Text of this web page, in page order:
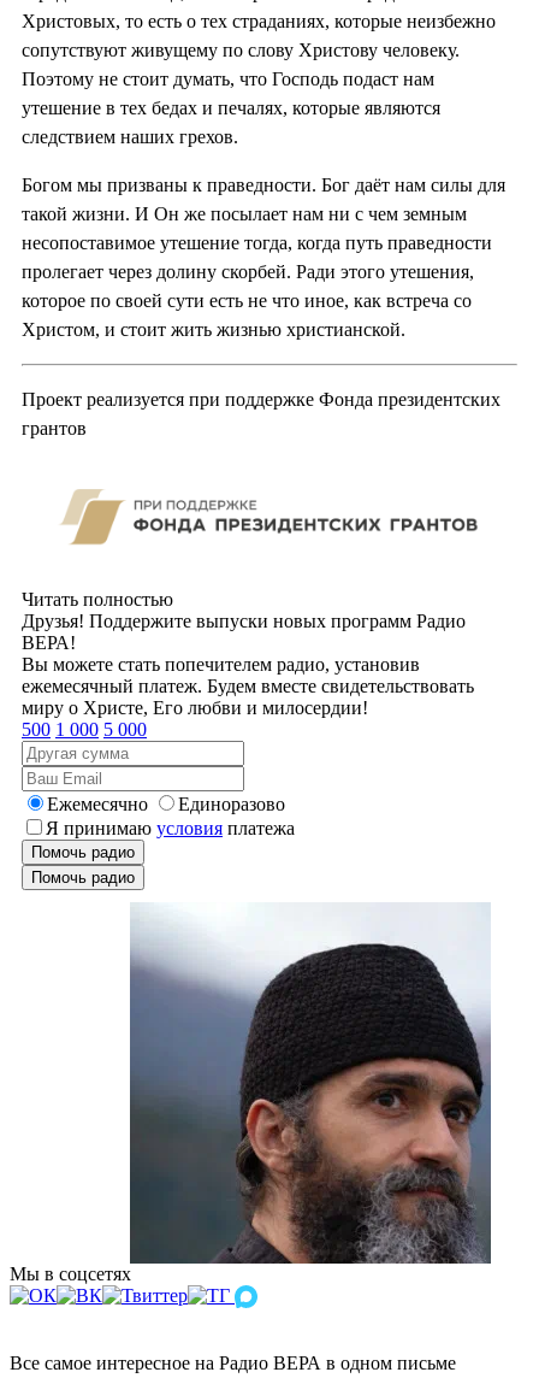
Христовых, то есть о тех страданиях, которые неизбежно
сопутствуют живущему по слову Христову человеку.
Поэтому не стоит думать, что Господь подаст нам
утешение в тех бедах и печалях, которые являются
следствием наших грехов.
Богом мы призваны к праведности. Бог даёт нам силы для
такой жизни. И Он же посылает нам ни с чем земным
несопоставимое утешение тогда, когда путь праведности
пролегает через долину скорбей. Ради этого утешения,
которое по своей сути есть не что иное, как встреча со
Христом, и стоит жить жизнью христианской.
Проект реализуется при поддержке Фонда президентских
грантов
Читать полностью
Друзья! Поддержите выпуски новых программ Радио
ВЕРА!
Вы можете стать попечителем радио, установив
ежемесячный платеж. Будем вместе свидетельствовать
миру о Христе, Его любви и милосердии!
500 1 000 5 000
Ежемесячно
Единоразово
Я принимаю условия платежа
Помочь радио
Помочь радио
Мы в соцсетях
Все самое интересное на Радио ВЕРА в одном письме